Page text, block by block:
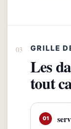
GRILLE
Les
tout
01